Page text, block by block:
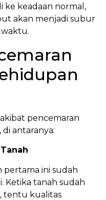
ke keadaan normal,
akan menjadi subur
waktu.
pencemaran
antaranya:
pertama ini sudah
Ketika tanah sudah
tentu kualitas